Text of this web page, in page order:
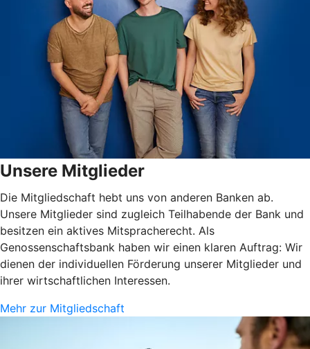
Unsere Mitglieder
Die Mitgliedschaft hebt uns von anderen Banken ab.
Unsere Mitglieder sind zugleich Teilhabende der Bank und
besitzen ein aktives Mitspracherecht. Als
Genossenschaftsbank haben wir einen klaren Auftrag: Wir
dienen der individuellen Förderung unserer Mitglieder und
ihrer wirtschaftlichen Interessen.
Mehr zur Mitgliedschaft